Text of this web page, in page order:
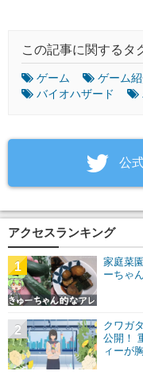
この記事に関するタ
ゲーム ゲーム
バイオハザード
公
アクセスランキング
家庭菜
ーちゃ
1
クワガ
公開！
ィーが
2